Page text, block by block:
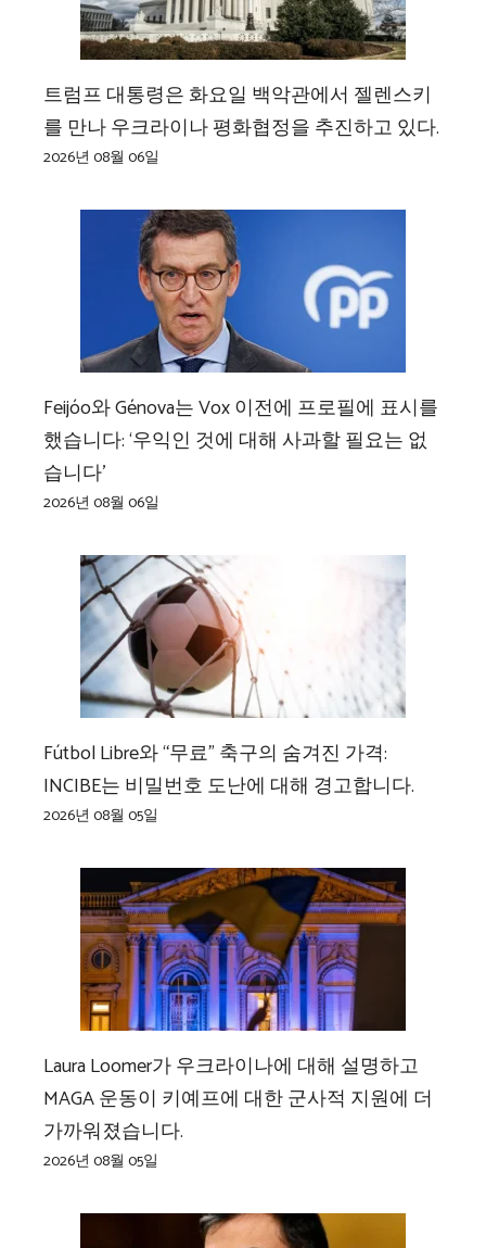
트럼프 대통령은 화요일 백악관에서 젤렌스키
를 만나 우크라이나 평화협정을 추진하고 있다.
2026년 08월 06일
Feijóo와 Génova는 Vox 이전에 프로필에 표시를
했습니다: ‘우익인 것에 대해 사과할 필요는 없
습니다’
2026년 08월 06일
Fútbol Libre와 “무료” 축구의 숨겨진 가격:
INCIBE는 비밀번호 도난에 대해 경고합니다.
2026년 08월 05일
Laura Loomer가 우크라이나에 대해 설명하고
MAGA 운동이 키예프에 대한 군사적 지원에 더
가까워졌습니다.
2026년 08월 05일